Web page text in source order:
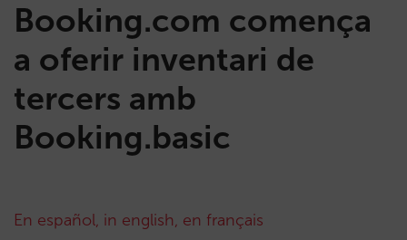
Booking.com comença
a oferir inventari de
tercers amb
Booking.basic
En español, in english, en français